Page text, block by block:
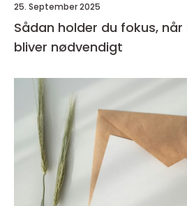
25. September 2025
Sådan holder du fokus,
bliver nødvendigt